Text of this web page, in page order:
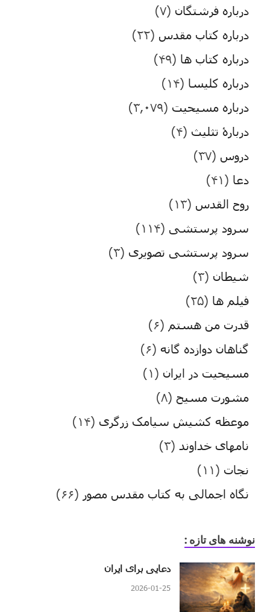
درباره فرشتگان (۷)
درباره کتاب مقدس (۲۲)
درباره کتاب ها (۴۹)
درباره کلیسا (۱۴)
درباره مسیحیت (۳,۰۷۹)
دربارۀ تثلیث (۴)
دروس (۳۷)
دعا (۴۱)
روح القدس (۱۳)
سرود پرستشی (۱۱۴)
سرود پرستشی تصویری (۳)
شیطان (۳)
فیلم ها (۲۵)
قدرت من هستم (۶)
گناهان دوازده گانه (۶)
مسیحیت در ایران (۱)
مشورت مسیح (۸)
موعظه کشیش سیامک زرگری (۱۴)
نامهای خداوند (۳)
نجات (۱۱)
نگاه اجمالی به کتاب مقدس مصور (۶۶)
نوشنه های تازه :
دعایی برای ایران
2026-01-25